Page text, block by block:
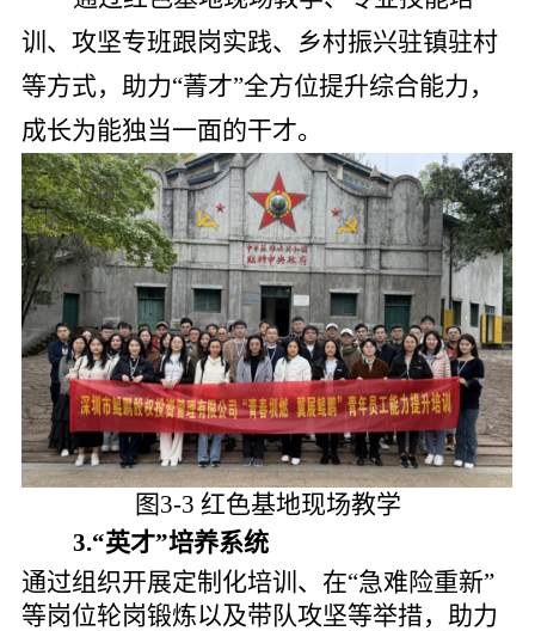
训、攻坚专班跟岗实践、乡村振兴驻镇驻村
等方式，助力“菁才”全方位提升综合能力，
成长为能独当一面的干才。
图3-3 红色基地现场教学
3.“英才”培养系统
通过组织开展定制化培训、在“急难险重新”
等岗位轮岗锻炼以及带队攻坚等举措，助力